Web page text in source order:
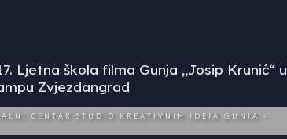
Ljetna škola filma Gunja „Josip Krunić“ u
Zvjezdangrad
CENTAR STUDIO KREATIVNIH IDEJA GUNJA -